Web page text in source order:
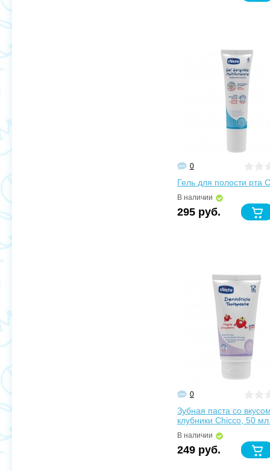
0
Гель для полости рта
В наличии
295 руб.
0
Зубная паста со
клубники Chicco, 50
В наличии
249 руб.